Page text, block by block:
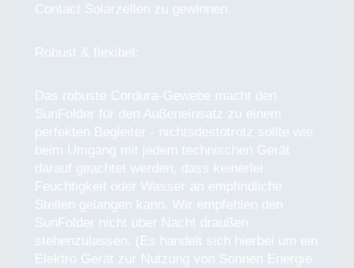
Contact Solarzellen zu gewinnen.
Robust & flexibel:
Das robuste Cordura-Gewebe macht den
SunFolder für den Außeneinsatz zu einem
perfekten Begleiter - nichtsdestotrotz sollte wie
beim Umgang mit jedem technischen Gerät
darauf geachtet werden, dass keinerlei
Feuchtigkeit oder Wasser an empfindliche
Stellen gelangen kann. Wir empfehlen den
SunFolder nicht über Nacht draußen
stehenzulassen. (Es handelt sich hierbei um ein
Elektro Gerät zur Nutzung von Sonnen Energie